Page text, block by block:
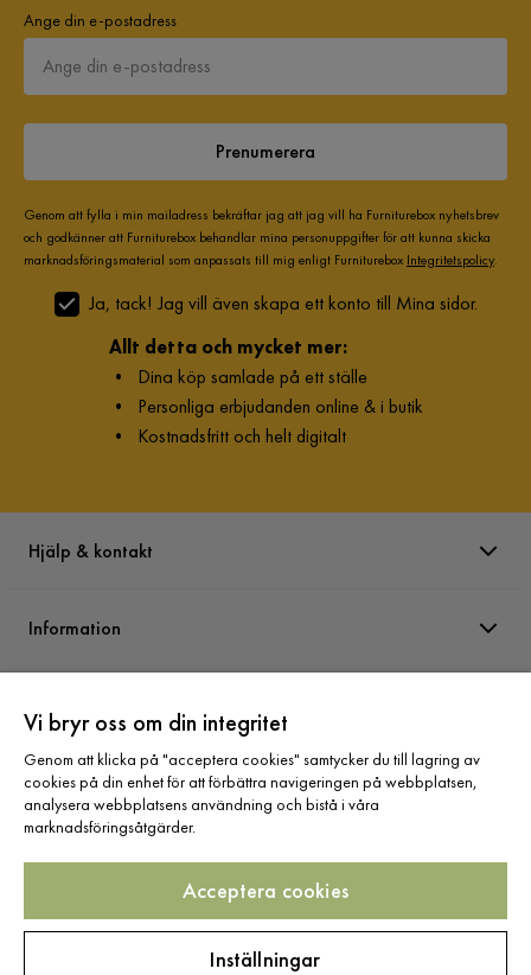
Ange din e-postadress
Prenumerera
Genom att fylla i min mailadress bekräftar jag att jag vill ha Furniturebox nyhetsbrev
och godkänner att Furniturebox behandlar mina personuppgifter för att kunna skicka
marknadsföringsmaterial som anpassats till mig enligt Furniturebox Integritetspolicy.
Ja, tack! Jag vill även skapa ett konto till Mina sidor.
Allt detta och mycket mer:
• Dina köp samlade på ett ställe
• Personliga erbjudanden online & i butik
• Kostnadsfritt och helt digitalt
Hjälp & kontakt
Information
Sortiment
Följ oss
Vi bryr oss om din integritet
Genom att klicka på "acceptera cookies" samtycker du till lagring av
cookies på din enhet för att förbättra navigeringen på webbplatsen,
analysera webbplatsens användning och bistå i våra
marknadsföringsåtgärder.
Acceptera cookies
Inställningar